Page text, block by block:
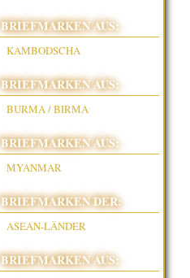
BRIEFMARKEN AUS:
KAMBODSCHA
BRIEFMARKEN AUS:
BURMA / BIRMA
BRIEFMARKEN AUS:
MYANMAR
BRIEFMARKEN DER:
ASEAN-LÄNDER
BRIEFMARKEN AUS: